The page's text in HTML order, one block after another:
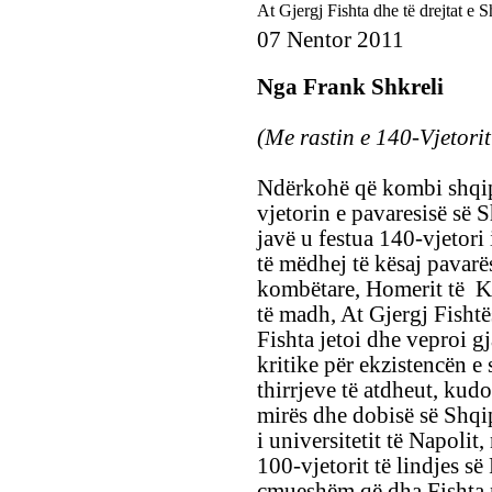
At Gjergj Fishta dhe të drejtat e
07 Nentor 2011
Nga Frank Shkreli
(Me rastin e 140-
Ndërkohë që kombi
vjetorin e pavaresisë së
javë u festua 140-
të mëdhej të kësaj
kombëtare, Homerit të
të madh, At Gjergj
Fishta jetoi dhe veproi
kritike për ekzistencën
thirrjeve të atdheut,
mirës dhe dobisë së
i universitetit të Napolit,
100-vjetorit të lindjes së